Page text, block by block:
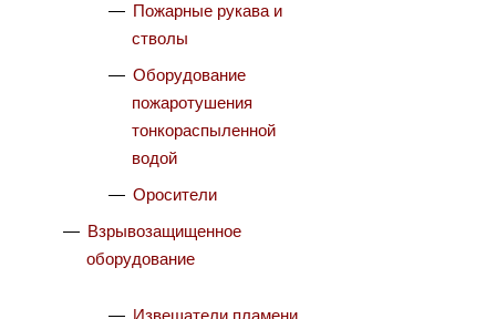
Пожарные рукава и
стволы
Оборудование
пожаротушения
тонкораспыленной
водой
Оросители
Взрывозащищенное
оборудование
Извещатели пламени